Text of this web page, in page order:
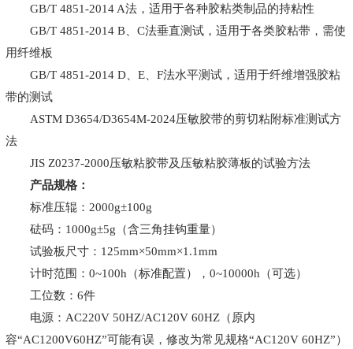
GB/T 4851-2014 A法，适用于各种胶粘类制品的持粘性
GB/T 4851-2014 B、C法垂直测试，适用于各类胶粘带，需使
用纤维板
GB/T 4851-2014 D、E、F法水平测试，适用于纤维增强胶粘
带的测试
ASTM D3654/D3654M-2024压敏胶带的剪切粘附标准测试方
法
JIS Z0237-2000压敏粘胶带及压敏粘胶薄板的试验方法
产品规格：
标准压辊：2000g±100g
砝码：1000g±5g（含三角挂钩重量）
试验板尺寸：125mm×50mm×1.1mm
计时范围：0~100h（标准配置），0~10000h（可选）
工位数：6件
电源：AC220V 50HZ/AC120V 60HZ（原内
容“AC1200V60HZ”可能有误，修改为常见规格“AC120V 60HZ”）